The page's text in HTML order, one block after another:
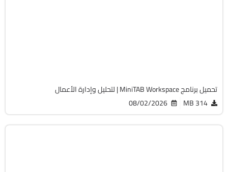
تحميل برنامج MiniTAB Workspace | لتحليل وإدارة الأعمال
314 MB
08/02/2026